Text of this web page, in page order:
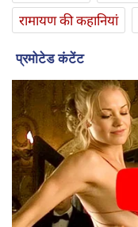
रामायण की कहानियां